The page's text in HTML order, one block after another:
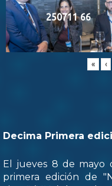
250711 66
« ‹
Decima Primera
El jueves 8 de mayo
primera edición de